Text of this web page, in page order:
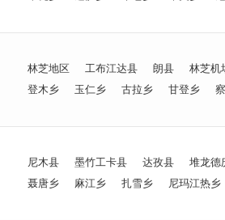
林芝地区 工布江达县 朗县
林芝机
登木乡
玉仁乡 古拉乡 甘登乡
尼木县 墨竹工卡县 达孜县
堆龙德
聂唐乡
麻江乡 扎雪乡 尼玛江热乡